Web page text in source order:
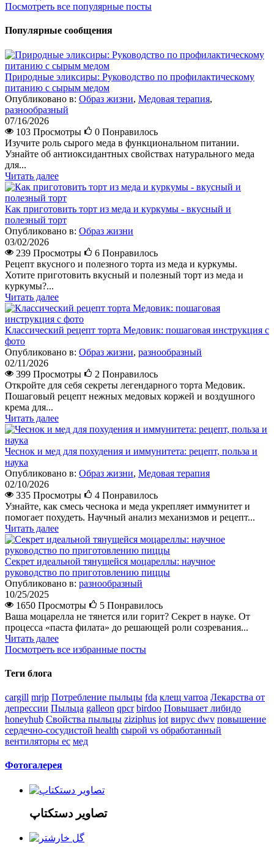
Посмотреть все популярные посты
Популярные сообщения
Природные эликсиры: Руководство по профилактическому
питанию с сырым медом
Опубликовано в: Образ жизни, Медовая терапия,
разнообразный
07/16/2026
103 Просмотры
0 Понравилось
Изучите роль сырого меда в функциональном питании.
Узнайте об антиоксидантных свойствах натурального меда
для...
Читать далее
Как приготовить торт из меда и куркумы - вкусный и
полезный торт
Опубликовано в: Образ жизни
03/02/2026
239 Просмотры
6 Понравилось
Рецепт вкусного и полезного торта из меда и куркумы.
Хотите приготовить вкусный и полезный торт из меда и
куркумы?...
Читать далее
Классический рецепт торта Медовик: пошаговая инструкция с
фото
Опубликовано в: Образ жизни, разнообразный
02/11/2026
399 Просмотры
2 Понравилось
Откройте для себя секреты легендарного торта Медовик.
Пошаговый рецепт нежных медовых коржей и воздушного
крема для...
Читать далее
Чеснок и мед для похудения и иммунитета: рецепт, польза и
наука
Опубликовано в: Образ жизни, Медовая терапия
02/10/2026
335 Просмотры
4 Понравилось
Узнайте, как смесь чеснока и меда укрепляет иммунитет и
помогает похудеть. Научный анализ механизмов и рецепт...
Читать далее
Секрет идеальной тянущейся моцареллы: научное
руководство по приготовлению пиццы
Опубликовано в: разнообразный
10/25/2025
1650 Просмотры
5 Понравилось
Ваша моцарелла не тянется или горит? Секрет в науке. От
процесса «паста филата» до решающей роли созревания...
Читать далее
Посмотреть все избранные посты
Теги блога
cargill mrjp Потребление пыльцы fda клещ varroa Лекарства от
депрессии Пыльца galleon qpcr birdoo Повышает либидо
honeyhub Свойства пыльцы ziziphus iot вирус dwv повышение
сердечно-сосудистой health сырой vs обработанный
вентиляторы ec мед
Фотогалерея
تصاویر دستکتاپ